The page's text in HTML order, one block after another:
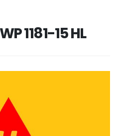
1181-15 HL